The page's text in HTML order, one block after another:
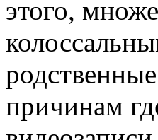
этого,
причинам